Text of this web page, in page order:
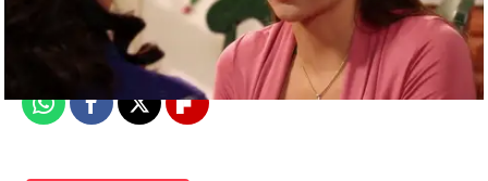
Madrid
16 de agosto de 2017, 17:33
WhatsappFacebook
X Flipboard